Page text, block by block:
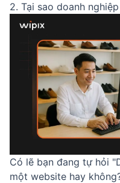
2. Tại sao doanh
Có lẽ bạn đang tự hỏi
một website hay